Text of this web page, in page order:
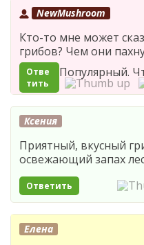
NewMushroom
Кто-то мне может
грибов? Чем они
Отве
тить
Популярный.
Ксения
Приятный, вкусный
освежающий запах
Ответить
Елена